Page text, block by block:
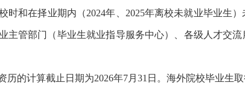
和在择业期内（2024年、2025年离校未就业毕业生
主管部门（毕业生就业指导服务中心）、各级人才交
计算截止日期为2026年7月31日。海外院校毕业生